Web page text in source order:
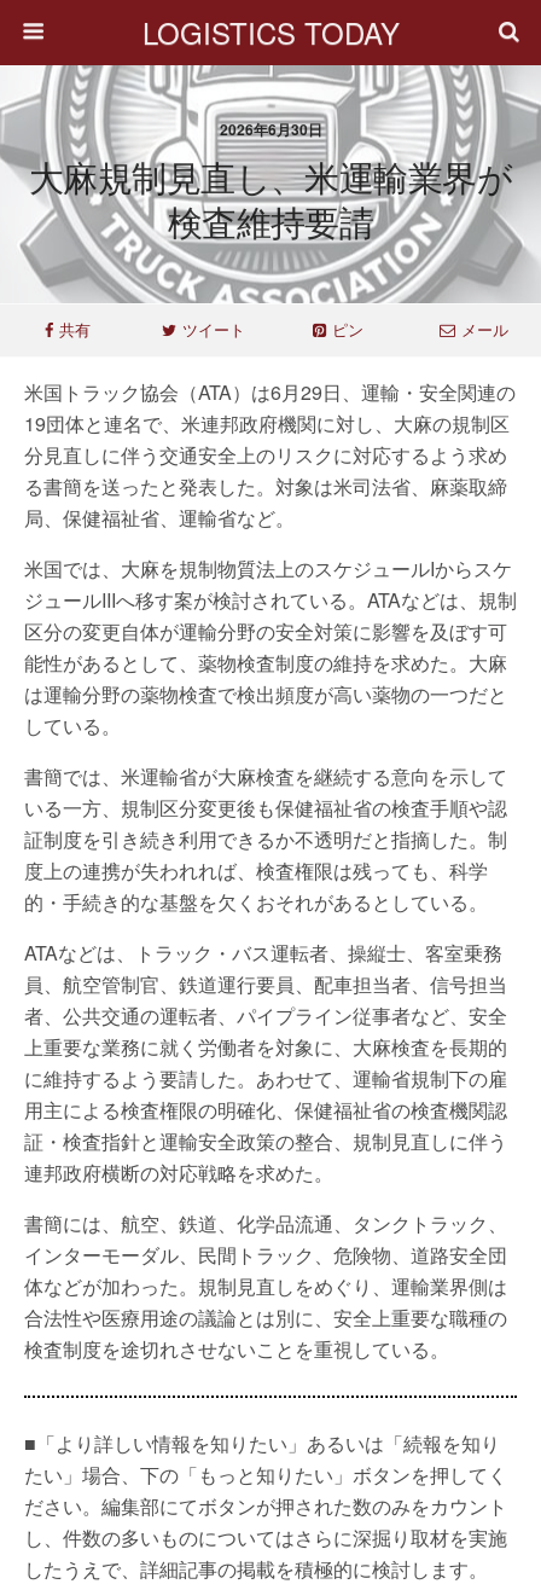
LOGISTICS TODAY
2026年6月30日
大麻規制見直し、米運輸業界が
検査維持要請
共有 ツイート ピン メール
米国トラック協会（ATA）は6月29日、運輸・安全関連の
19団体と連名で、米連邦政府機関に対し、大麻の規制区
分見直しに伴う交通安全上のリスクに対応するよう求め
る書簡を送ったと発表した。対象は米司法省、麻薬取締
局、保健福祉省、運輸省など。
米国では、大麻を規制物質法上のスケジュールIからスケ
ジュールIIIへ移す案が検討されている。ATAなどは、規制
区分の変更自体が運輸分野の安全対策に影響を及ぼす可
能性があるとして、薬物検査制度の維持を求めた。大麻
は運輸分野の薬物検査で検出頻度が高い薬物の一つだと
している。
書簡では、米運輸省が大麻検査を継続する意向を示して
いる一方、規制区分変更後も保健福祉省の検査手順や認
証制度を引き続き利用できるか不透明だと指摘した。制
度上の連携が失われれば、検査権限は残っても、科学
的・手続き的な基盤を欠くおそれがあるとしている。
ATAなどは、トラック・バス運転者、操縦士、客室乗務
員、航空管制官、鉄道運行要員、配車担当者、信号担当
者、公共交通の運転者、パイプライン従事者など、安全
上重要な業務に就く労働者を対象に、大麻検査を長期的
に維持するよう要請した。あわせて、運輸省規制下の雇
用主による検査権限の明確化、保健福祉省の検査機関認
証・検査指針と運輸安全政策の整合、規制見直しに伴う
連邦政府横断の対応戦略を求めた。
書簡には、航空、鉄道、化学品流通、タンクトラック、
インターモーダル、民間トラック、危険物、道路安全団
体などが加わった。規制見直しをめぐり、運輸業界側は
合法性や医療用途の議論とは別に、安全上重要な職種の
検査制度を途切れさせないことを重視している。
■「より詳しい情報を知りたい」あるいは「続報を知り
たい」場合、下の「もっと知りたい」ボタンを押してく
ださい。編集部にてボタンが押された数のみをカウント
し、件数の多いものについてはさらに深掘り取材を実施
したうえで、詳細記事の掲載を積極的に検討します。